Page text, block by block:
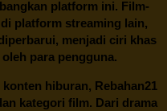
platform ini. Film-
platform streaming lain,
menjadi ciri khas
para pengguna.
hiburan, Rebahan21
kategori film. Dari drama